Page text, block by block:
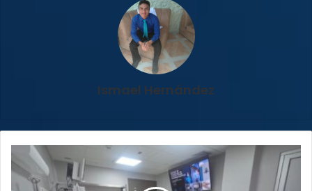
Ismael Hernández
Hospital
México
amplía